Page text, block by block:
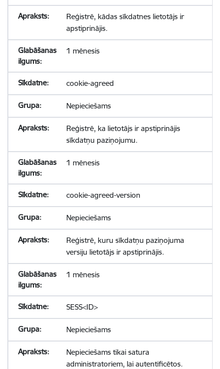
Reģistrē, kādas sīkdatnes lietotājs ir
apstiprinājis.
1 mēnesis
cookie-agreed
Nepieciešams
Reģistrē, ka lietotājs ir apstiprinājis
sīkdatņu paziņojumu.
1 mēnesis
cookie-agreed-version
Nepieciešams
Reģistrē, kuru sīkdatņu paziņojuma
versiju lietotājs ir apstiprinājis.
1 mēnesis
SESS<ID>
Nepieciešams
Nepieciešams tikai satura
administratoriem, lai autentificētos.